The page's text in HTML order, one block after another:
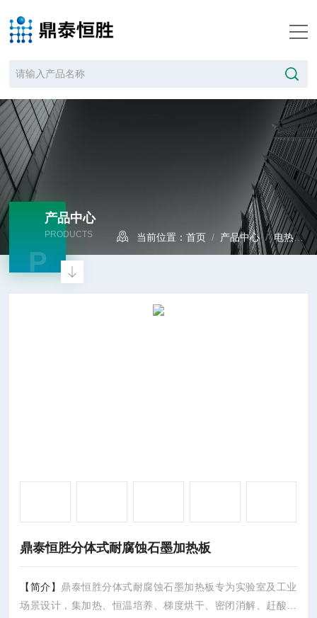
产品中心
PRODUCTS
P
当前位置：首页 / 产品中心/电热板
鼎泰恒胜分体式耐腐蚀石墨加热板
【简介】 鼎泰恒胜分体式耐腐蚀石墨加热板专为实验室及工业
场景设计，集加热、恒温培养、梯度烘干、密闭消解、赶酸等